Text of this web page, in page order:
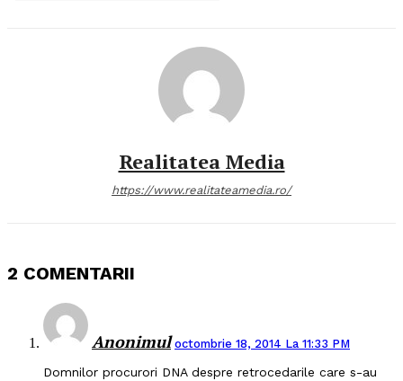
Realitatea Media
https://www.realitateamedia.ro/
2 COMENTARII
Anonimul octombrie 18, 2014 La 11:33 PM
Domnilor procurori DNA despre retrocedarile care s-au